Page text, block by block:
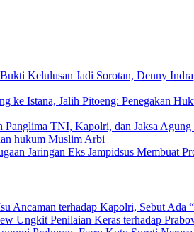
Kelulusan Jadi Sorotan, Denny
ke Istana, Jalih Pitoeng: Penegakan
Panglima TNI, Kapolri, dan Jaksa
Jaringan Eks Jampidsus Membuat
Ancaman terhadap Kapolri, Sebut Ada
Ungkit Penilaian Keras terhadap